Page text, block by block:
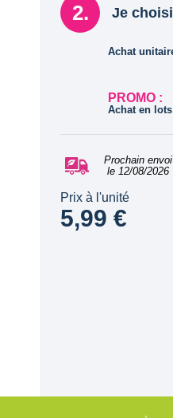
Je
Achat
PROMO :
Achat en lots
Prochain envoi
le 12/08/2026
Prix à l'unité
5,99 €